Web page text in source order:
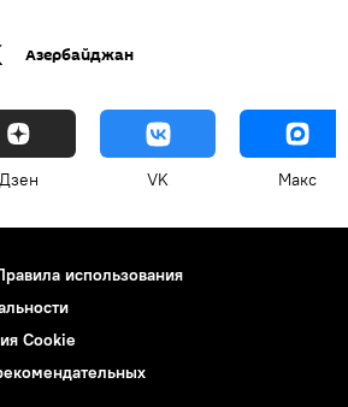
Азербайджан
Дзен VK Макс
использования
Cookie